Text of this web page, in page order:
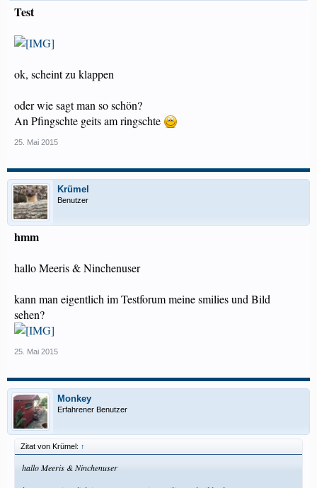
Test
ok, scheint zu klappen
oder wie sagt man so schön?
An Pfingschte geits am ringschte
25. Mai 2015
Krümel
Benutzer
hmm
hallo Meeris & Ninchenuser
kann man eigentlich im Testforum meine smilies und Bild
sehen?
25. Mai 2015
Monkey
Erfahrener Benutzer
Zitat von Krümel: ↑
hallo Meeris & Ninchenuser